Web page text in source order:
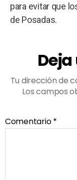
para evitar que
de Posadas.
Tu dirección de
Los campos
Comentario*